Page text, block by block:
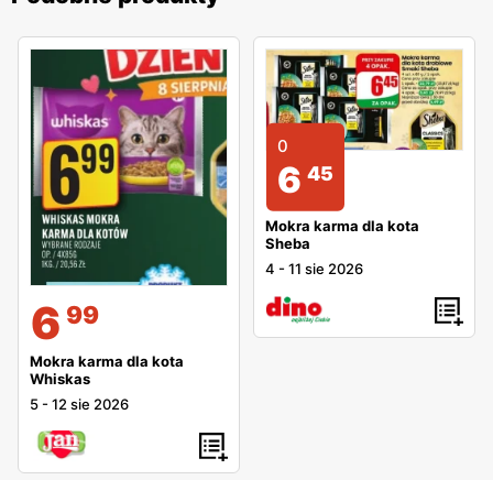
6 99
Mokra karma dla kota
Whiskas
5 -12 sie 2026
0
6 45
Mokra karma dla kota
Sheba
4 -11 sie 2026